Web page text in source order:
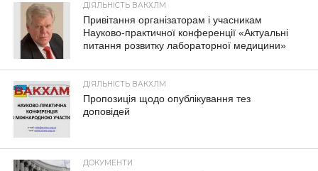
ДІЯЛЬНІСТЬ ВАКХЛМ
Привітання організаторам і учасникам
Науково-практичної конференції «Актуальні
питання розвитку лабораторної медицини»
ДІЯЛЬНІСТЬ ВАКХЛМ
Пропозиція щодо опублікування тез
доповідей
ДОКУМЕНТИ